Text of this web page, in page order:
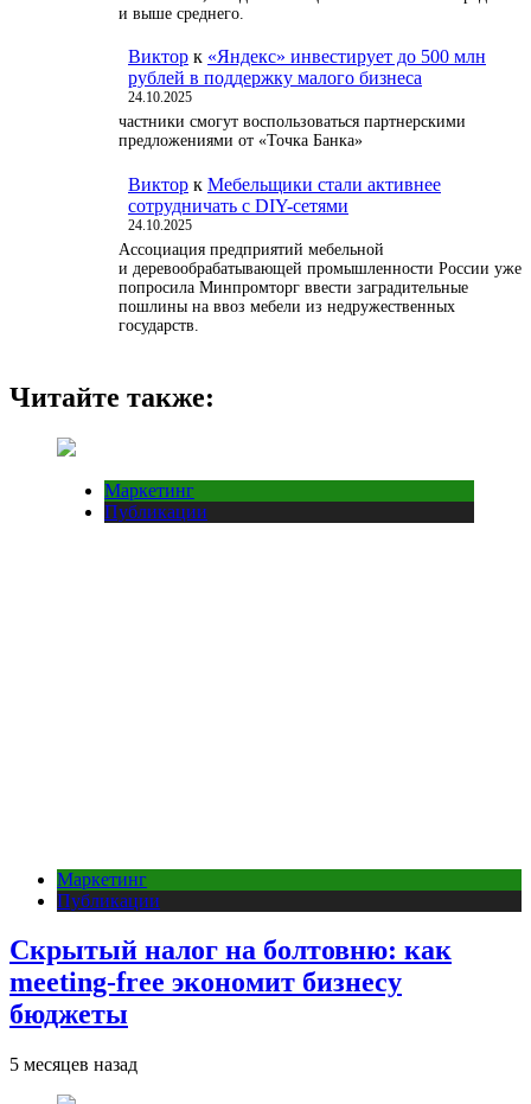
и выше среднего.
Виктор к «Яндекс» инвестирует до 500 млн
рублей в поддержку малого бизнеса
24.10.2025
частники смогут воспользоваться партнерскими
предложениями от «Точка Банка»
Виктор к Мебельщики стали активнее
сотрудничать с DIY-сетями
24.10.2025
Ассоциация предприятий мебельной
и деревообрабатывающей промышленности России уже
попросила Минпромторг ввести заградительные
пошлины на ввоз мебели из недружественных
государств.
Читайте также:
Маркетинг
Публикации
Маркетинг
Публикации
Скрытый налог на болтовню: как
meeting-free экономит бизнесу
бюджеты
5 месяцев назад